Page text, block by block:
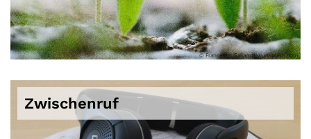
© Francesco Gallarotti / unsplash.com
Zwischenruf